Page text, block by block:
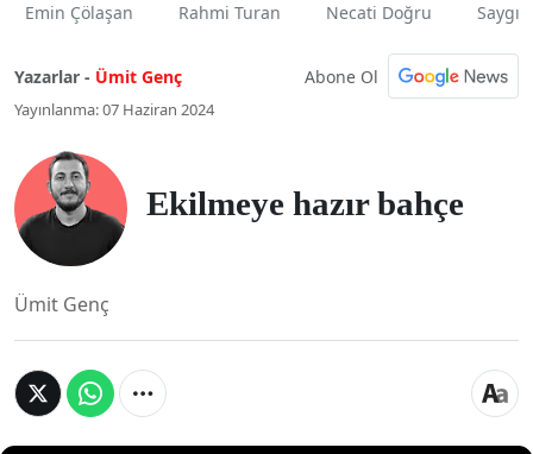
Emin Çölaşan Rahmi Turan Necati Doğru Saygı
Yazarlar - Ümit Genç Abone Ol
Yayınlanma: 07 Haziran 2024
Ekilmeye hazır bahçe
Ümit Genç